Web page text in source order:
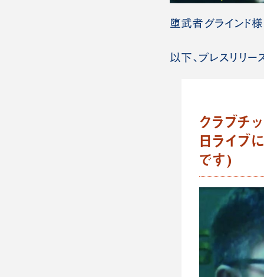
堕武者グラインド様
以下、プレスリリー
クラブチ
日ライブ
です)